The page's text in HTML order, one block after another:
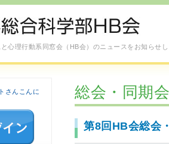
心理行動系同窓会（HB会）のニュースをお知らせ
総会・同期
第8回HB会総会
さんこんに